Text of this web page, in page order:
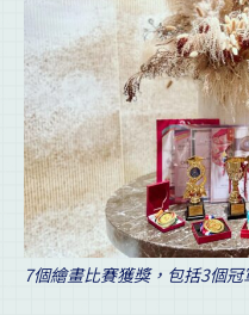
7個繪畫比賽獲獎，包括3個